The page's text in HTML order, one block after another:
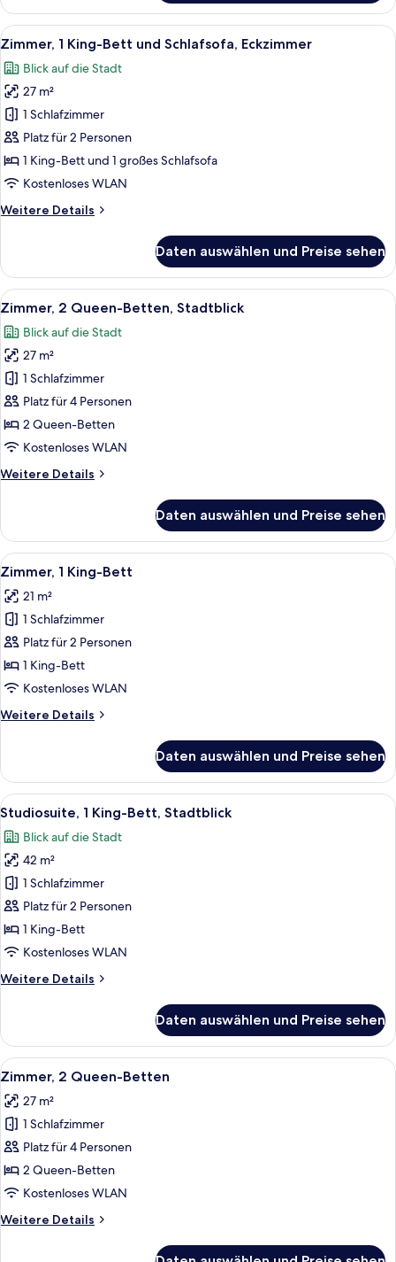
1 King-
Bett
und
Stadtblick
Alle
Fotos
für
Zimmer,
1 King-
Bett
und
Schlafsofa,
anzeigen
Ein modernes Hotelzimmer mit
7
Zimmer, 1 King-Bett und Schlafsofa, Eckzimmer
Blick auf die Stadt
27 m²
1 Schlafzimmer
Platz für 2 Personen
1 King-Bett und 1 großes Schlafsofa
Kostenloses WLAN
Weitere Details
Weitere
1 King-
Bett
und
Eckzimmer
Daten auswählen und Preise sehen
Alle
Fotos
für
Zimmer,
2 Queen-
Betten,
Stadtblick
anzeigen
Ein modernes Hotelzimmer mit zwei
8
Zimmer, 2 Queen-Betten, Stadtblick
Blick auf die Stadt
27 m²
1 Schlafzimmer
Platz für 4 Personen
2 Queen-Betten
Kostenloses WLAN
Weitere Details
Weitere
2 Queen-
Betten,
Stadtblick
Daten auswählen und Preise sehen
Alle
Fotos
für
Zimmer,
1 King-
Bett
anzeigen
Ein Hotelzimmer mit einem großen
12
Zimmer, 1 King-Bett
21 m²
1 Schlafzimmer
Platz für 2 Personen
1 King-Bett
Kostenloses WLAN
Weitere Details
Weitere
1 King-
Bett
Daten auswählen und Preise sehen
Alle
Fotos
für
Studiosuite,
1 King-
Bett,
Stadtblick
anzeigen
Ein modernes Hotelzimmer mit Bett,
9
Studiosuite, 1 King-Bett, Stadtblick
Blick auf die Stadt
42 m²
1 Schlafzimmer
Platz für 2 Personen
1 King-Bett
Kostenloses WLAN
Weitere Details
Weitere
1 King-
Bett,
Stadtblick
Daten auswählen und Preise sehen
Alle
Fotos
für
Zimmer,
2 Queen-
Betten
anzeigen
Ein Hotelzimmer mit zwei Betten,
8
Zimmer, 2 Queen-Betten
27 m²
1 Schlafzimmer
Platz für 4 Personen
2 Queen-Betten
Kostenloses WLAN
Weitere Details
Weitere